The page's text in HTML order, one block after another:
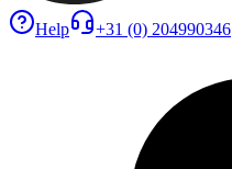
Help +31 (0) 204990346